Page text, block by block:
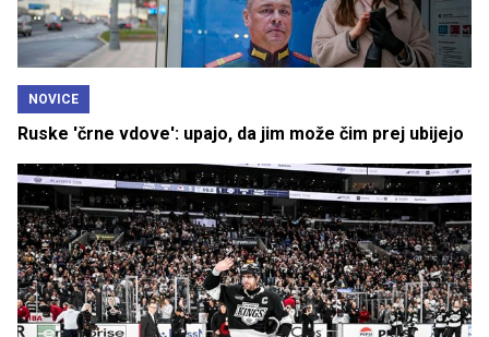
NOVICE
Ruske 'črne vdove': upajo, da jim može čim prej ubijejo